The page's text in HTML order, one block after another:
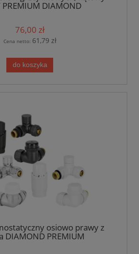
PREMIUM DIAMOND
76,00 zł
Cena netto: 61,79 zł
do koszyka
osiowo prawy z
DIAMOND PREMIUM